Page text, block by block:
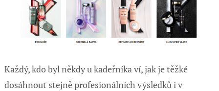
Každý, kdo byl někdy u kadeřníka ví, jak je těžké
dosáhnout stejně profesionálních výsledků i v